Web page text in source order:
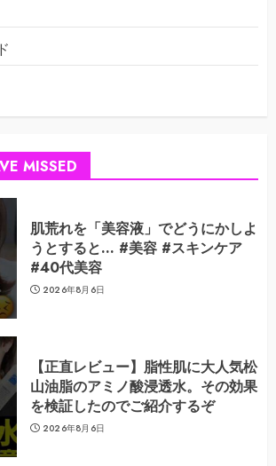
MISSED
肌荒れを「美容液」でどうにかしよ
うとすると… #美容 #スキンケア
#40代美容
2026年8月6日
【正直レビュー】脂性肌に大人気松
山油脂のアミノ酸浸透水。その効果
を検証したのでご紹介するぞ
2026年8月6日